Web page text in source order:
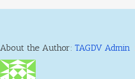
About the Author: TAGDV Admin